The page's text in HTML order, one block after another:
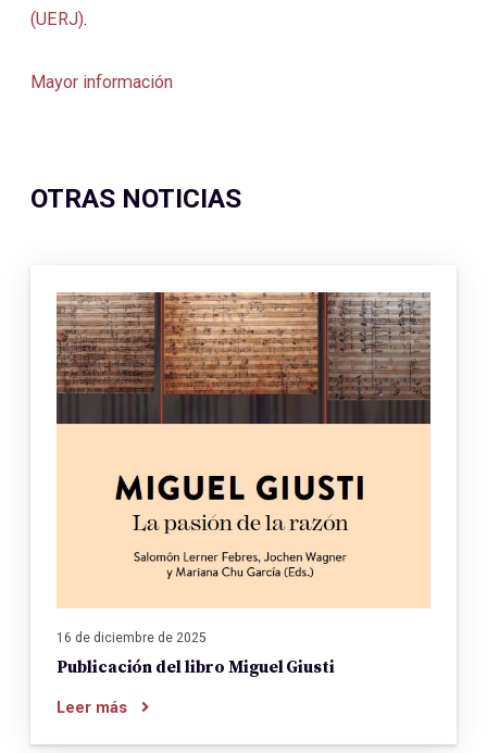
(UERJ).
Mayor información
OTRAS NOTICIAS
16 de diciembre de 2025
Publicación del libro Miguel Giusti
Leer más